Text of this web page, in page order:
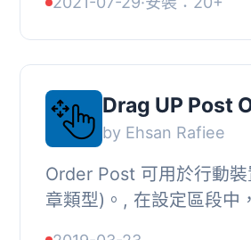
Drag UP Post
by Ehsan Rafiee
Order Post 可用於行動
章類型)。, 在設定區段中